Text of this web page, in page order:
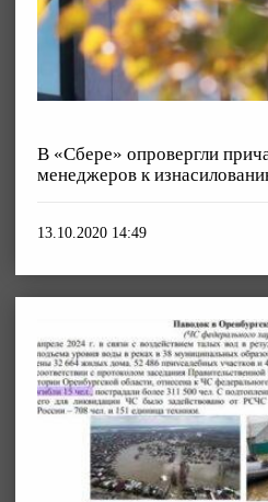
В «Сбере» опровергли
менеджеров к
13.10.2020 14:49